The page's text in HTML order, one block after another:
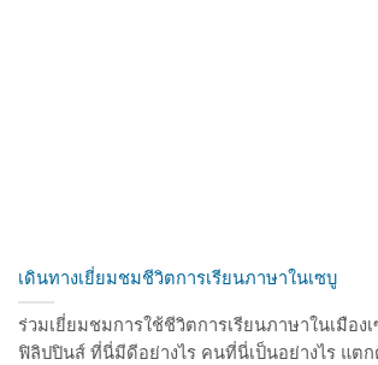
เดินทางเยี่ยมชมชีวิตการเรียนภาษาในเซบู
ร่วมเยี่ยมชมการใช้ชีวิตการเรียนภาษาในเมือง
ฟิลิปปินส์ ที่นี่มีดีอย่างไร คนที่นี่เป็นอย่างไร แตก